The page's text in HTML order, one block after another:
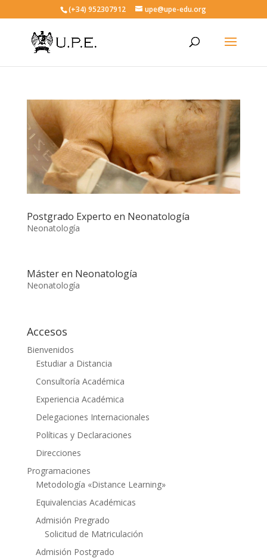
(+34) 952307912 upe@upe-edu.org
Postgrado Experto en Neonatología
Neonatología
Máster en Neonatología
Neonatología
Accesos
Bienvenidos
Estudiar a Distancia
Consultoría Académica
Experiencia Académica
Delegaciones Internacionales
Políticas y Declaraciones
Direcciones
Programaciones
Metodología «Distance Learning»
Equivalencias Académicas
Admisión Pregrado
Solicitud de Matriculación
Admisión Postgrado